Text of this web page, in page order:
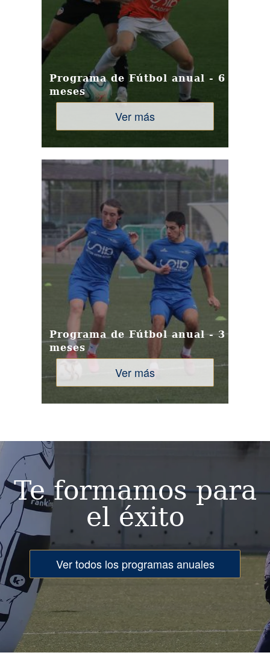
Ver más
Programa de Fútbol anual - 6
meses
Ver más
Programa de Fútbol anual - 3
meses
Image
Te formamos para
el éxito
Ver todos los programas anuales